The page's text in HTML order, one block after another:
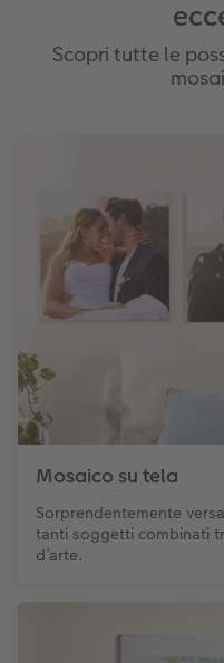
Scopri tutte le
Mosaico su tela
Sorprendentemente
tanti soggetti combinati
d’arte.